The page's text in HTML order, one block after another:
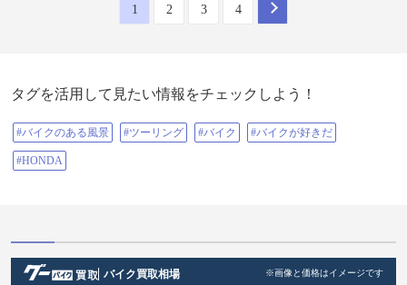
1 2 3 4
タグを活用して見たい情報をチェックしよう！
#バイクのある風景 #ツーリング #バイク #バイクが好きだ
#HONDA
バイク買取相場 ※画像と価格はイメージです